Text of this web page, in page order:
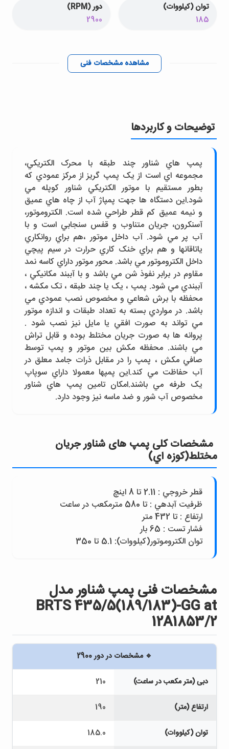
توان (کیلووات)
185
دور (RPM)
2900
مشاهده مشخصات فنی
توضیحات و کاربردها
پمپ هاي شناور چند طبقه با محرک الکتريکي،
مجموعه اي است از يک پمپ گريز از مرکز عمودي که
بطور مستقيم با موتور الکتريکي شناور کوپله مي
شود.اين دستگاه ها جهت پمپاژ آب از چاه هاي عميق
و نيمه عميق کم قطر طراحي شده است. الکتروموتور،
آسنکرون، جريان متناوب و قفس سنجابي است و با
آب پر مي شود. آب داخل موتور ،هم براي روانکاري
ياتاقانها و هم براي خنک کاري حرارت در سيم پيچي
داخل الکتروموتور مي باشد. محور موتور داراي کاسه نمد
مقاوم در برابر نفوذ شن مي باشد و با آببند مکانيکي ،
آببندي مي شود. پمپ ، يک يا چند طبقه ، تک مکشه ،
محفظه با برش شعاعي و مخصوص نصب عمودي مي
باشد. در مواردي بسته به تعداد طبقات و اندازه موتور
مي تواند به صورت افقي يا مايل نيز نصب شود .
پروانه ها به صورت جريان مختلط بوده و قابل تراش
مي باشند. محفظه مکش بين موتور و پمپ توسط
صافي مکش ، پمپ را در مقابل ذرات جامد معلق در
آب حفاظت مي کند.اين پمپها معمولا داراي سوپاپ
يک طرفه مي باشند.امکان تامين پمپ هاي شناور
مخصوص آب شور و ضد ماسه نيز وجود دارد.
مشخصات کلی پمپ های شناور جريان
مختلط(کوزه اي)
قطر خروجي : 2.11 تا 8 اينچ
ظرفيت آبدهي : تا 580 مترمکعب در ساعت
ارتفاع : تا 432 متر
فشار تست : 65 بار
توان الکتروموتور(کيلووات): 5.1 تا 350
مشخصات فنی پمپ شناور مدل
BRTS 435/5(189/183)-GG at
12A1853/2
🔹 مشخصات در دور 2900
دبی (متر مکعب در ساعت) 210
ارتفاع (متر) 190
توان (کیلووات) 185.0